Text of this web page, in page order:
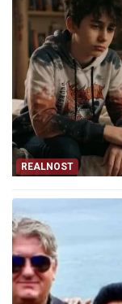
REALNOST